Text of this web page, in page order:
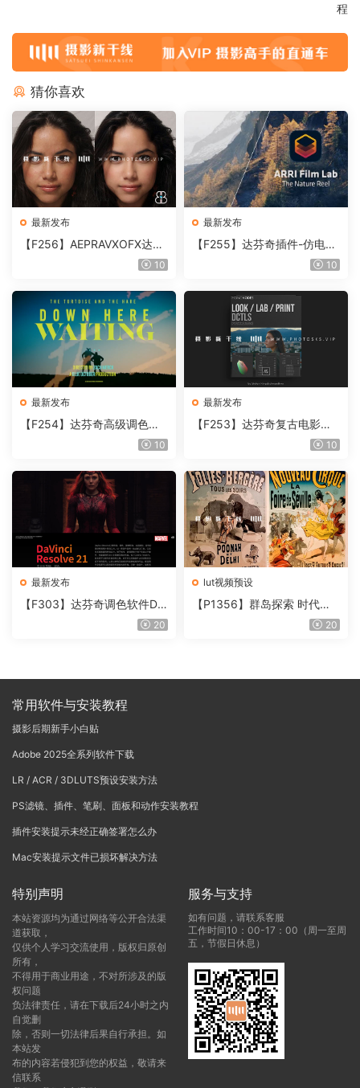
程
猜你喜欢
最新发布
【F256】AEPRAVXOFX达芬
奇视频人像磨皮润肤美颜插件
10
最新发布
【F255】达芬奇插件-仿电影
胶片视频调色插件 ARRI Film
10
最新发布
【F254】达芬奇高级调色插
件 Contour V2.2.2 WinMac10
最新发布
【F253】达芬奇复古电影胶
片质感DCTL节点调色预设 M
T V4.0
10
最新发布
【F303】达芬奇调色软件Da
Vinci Resolve Studio21.0.320
lut视频预设
【P1356】群岛探索 时代马
戏团 – QUEST 60 调色预设A
20
常用软件与安装教程
摄影后期新手小白贴
Adobe 2025全系列软件下载
LR / ACR / 3DLUTS预设安装方法
PS滤镜、插件、笔刷、面板和动作安装教程
插件安装提示未经正确签署怎么办
Mac安装提示文件已损坏解决方法
特别声明
本站资源均为通过网络等公开合法渠
道获取，
仅供个人学习交流使用，版权归原创
所有，
不得用于商业用途，不对所涉及的版
权问题
负法律责任，请在下载后24小时之内
自觉删
除，否则一切法律后果自行承担。如
本站发
布的内容若侵犯到您的权益，敬请来
信联系
服务与支持
如有问题，请联系客服
工作时间10：00-17：00（周一至周
五，节假日休息）